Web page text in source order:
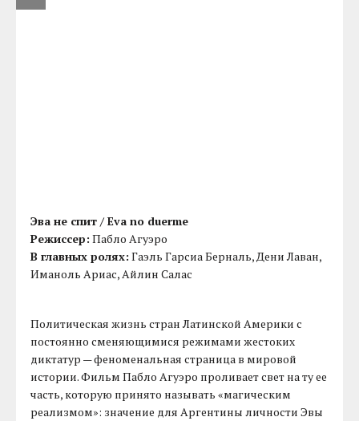
Эва не спит / Eva no duerme
Режиссер: Пабло Агуэро
В главных ролях: Гаэль Гарсиа Берналь, Дени Лаван,
Иманоль Ариас, Айлин Салас
Политическая жизнь стран Латинской Америки с
постоянно сменяющимися режимами жестоких
диктатур — феноменальная страница в мировой
истории. Фильм Пабло Агуэро проливает свет на ту ее
часть, которую принято называть «магическим
реализмом»: значение для Аргентины личности Эвы